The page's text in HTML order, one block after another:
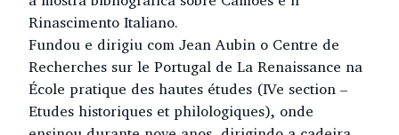
Rinascimento Italiano.
Fundou e dirigiu com Jean Aubin o Centre de
Recherches sur le Portugal de La Renaissance na
École pratique des hautes études (IVe section –
Etudes historiques et philologiques), onde